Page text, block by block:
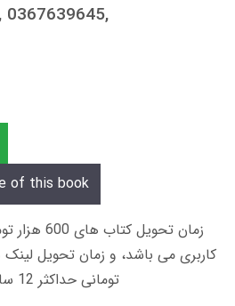
0367639645,
of this book
زمان
تومانی حداکثر 12 ساعت از طریق پیامک/ایمیل